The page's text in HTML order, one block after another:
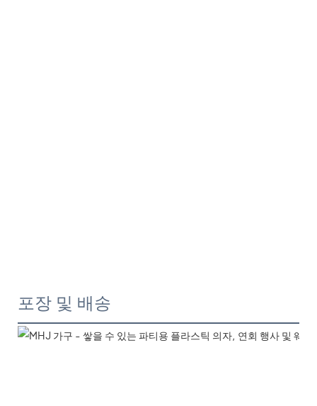
포장 및 배송